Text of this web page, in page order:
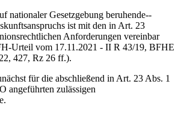
Gesetzgebung beruhende‑‑
ist mit den in Art. 23
Anforderungen vereinbar
Urteil vom 17.11.2021 - II R 43/19, BFHE
427, Rz 26 ff.).
für die abschließend in Art. 23 Abs. 1
angeführten zulässigen